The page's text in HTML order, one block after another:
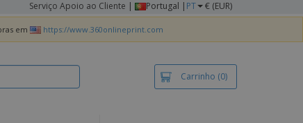
Serviço Apoio ao Cliente | Portugal | PT € (EUR)
em https://www.360onlineprint.com
Carrinho (0)